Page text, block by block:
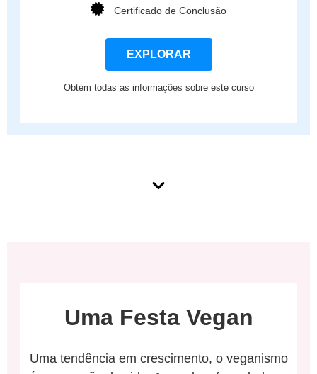
Certificado de Conclusão
EXPLORAR
Obtém todas as informações sobre este curso
Uma Festa Vegan
Uma tendência em crescimento, o veganismo